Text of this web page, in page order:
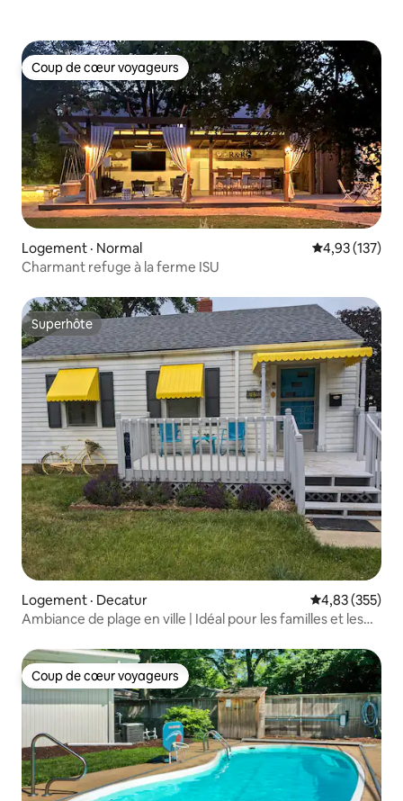
Coup de cœur voyageurs
Coup de cœur voyageurs
Logement · Normal Note
4,93 (137)
Charmant refuge à la ferme ISU
Superhôte
Superhôte
Logement · Decatur Note
4,83 (355)
Ambiance de plage en ville | Idéal pour les familles et les
Coup de cœur voyageurs
Coup de cœur voyageurs